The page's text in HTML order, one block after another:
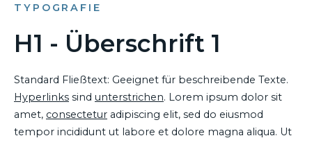
TYPOGRAFIE
H1 - Überschrift 1
Standard Fließtext: Geeignet für beschreibende Texte.
Hyperlinks sind unterstrichen. Lorem ipsum dolor sit
amet, consectetur adipiscing elit, sed do eiusmod
tempor incididunt ut labore et dolore magna aliqua. Ut